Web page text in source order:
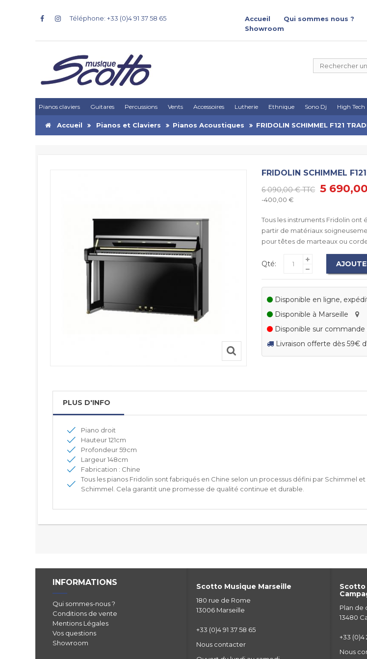
Téléphone: +33 (0)4 91 37 58 65 Accueil Qui sommes nous ?
Showroom
Pianos claviers Guitares Percussions Vents Accessoires Lutherie Ethnique Sono Dj High Tech
Accueil Pianos et Claviers Pianos Acoustiques FRIDOLIN SCHIMMEL F121
FRIDOLIN SCHIMMEL
6 090,00 €TTC 5
-400,00 €
Tous les instruments Fridolin ont
partir de matériaux
pour têtes de marteaux ou
Qté:
Disponible en ligne,
Disponible à Marseille
Disponible sur
Livraison offerte dès 59€
PLUS D'INFO
Piano droit
Hauteur 121cm
Profondeur 59cm
Largeur 148cm
Fabrication : Chine
Tous les pianos Fridolin sont fabriqués en Chine selon un processus défini par Schimmel
Schimmel. Cela garantit une promesse de qualité continue et durable.
INFORMATIONS
Qui sommes-nous ?
Conditions de vente
Mentions Légales
Vos questions
Showroom
Scotto Musique Marseille
180 rue de Rome
13006 Marseille
+33 (0)4 91 37 58 65
Nous contacter
Scotto
Plan de
13480
+33 (0)4
Nous